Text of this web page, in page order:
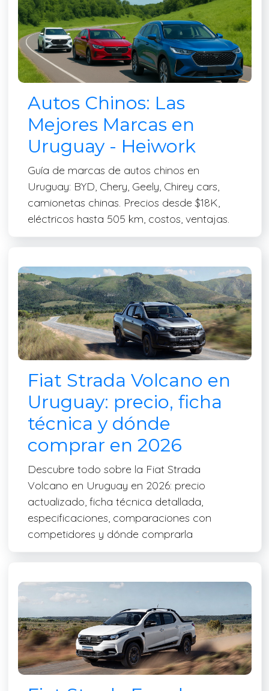
Autos Chinos: Las
Mejores Marcas en
Uruguay - Heiwork
Guía de marcas de autos chinos en
Uruguay: BYD, Chery, Geely, Chirey cars,
camionetas chinas. Precios desde $18K,
eléctricos hasta 505 km, costos, ventajas.
Fiat Strada Volcano en
Uruguay: precio, ficha
técnica y dónde
comprar en 2026
Descubre todo sobre la Fiat Strada
Volcano en Uruguay en 2026: precio
actualizado, ficha técnica detallada,
especificaciones, comparaciones con
competidores y dónde comprarla